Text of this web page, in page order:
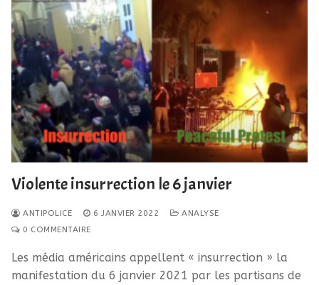
Violente insurrection le 6 janvier
ANTIPOLICE 6 JANVIER 2022
ANALYSE
0 COMMENTAIRE
Les média américains appellent « insurrection » la
manifestation du 6 janvier 2021 par les partisans de